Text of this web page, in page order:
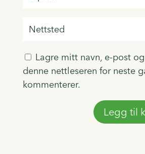
Lagre mitt navn, e-post
denne nettleseren for neste
kommenterer.